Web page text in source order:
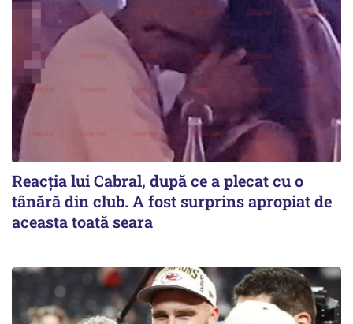
Reacția lui Cabral, după ce a plecat cu o
tânără din club. A fost surprins apropiat de
aceasta toată seara